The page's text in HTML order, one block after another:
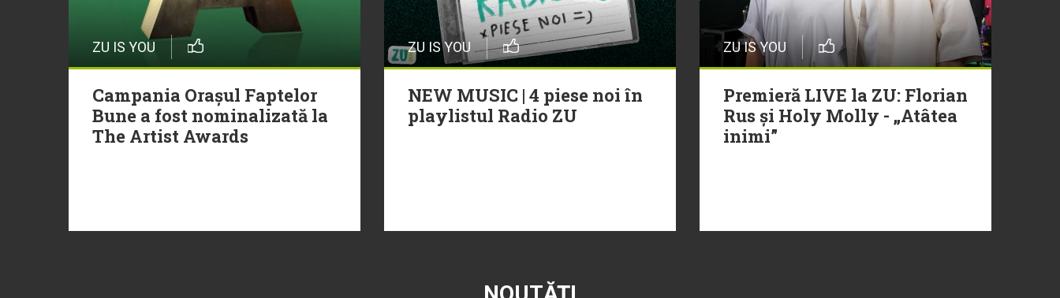
ZU IS YOU
Campania Orașul Faptelor
Bune a fost nominalizată la
The Artist Awards
ZU IS YOU
NEW MUSIC | 4 piese noi în
playlistul Radio ZU
ZU IS YOU
Premieră LIVE la ZU: Florian
Rus și Holy Molly - „Atâtea
inimi”